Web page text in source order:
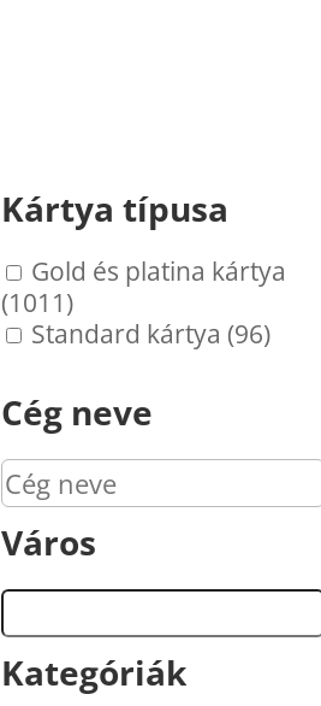
Kártya típusa
Gold és platina kártya
(1011)
Standard kártya (96)
Cég neve
Város
Kategóriák